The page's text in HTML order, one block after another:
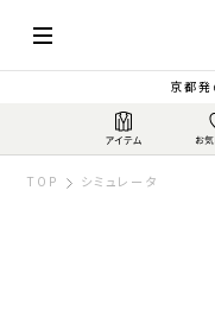
京都発
TOP シミュレータ
【春夏 / 定番】伊カ...